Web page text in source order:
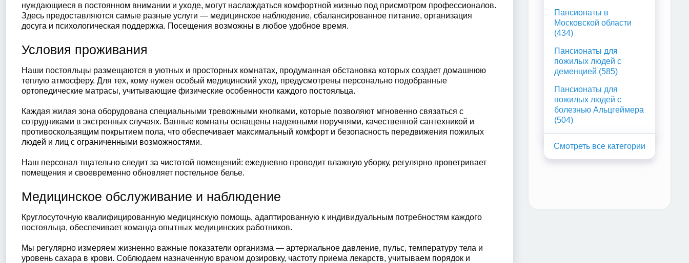
нуждающиеся в постоянном внимании и уходе, могут наслаждаться комфортной жизнью под присмотром профессионалов.
Здесь предоставляются самые разные услуги — медицинское наблюдение, сбалансированное питание, организация
досуга и психологическая поддержка. Посещения возможны в любое удобное время.
Условия проживания
Наши постояльцы размещаются в уютных и просторных комнатах, продуманная обстановка которых создает домашнюю
теплую атмосферу. Для тех, кому нужен особый медицинский уход, предусмотрены персонально подобранные
ортопедические матрасы, учитывающие физические особенности каждого постояльца.
Каждая жилая зона оборудована специальными тревожными кнопками, которые позволяют мгновенно связаться с
сотрудниками в экстренных случаях. Ванные комнаты оснащены надежными поручнями, качественной сантехникой и
противоскользящим покрытием пола, что обеспечивает максимальный комфорт и безопасность передвижения пожилых
людей и лиц с ограниченными возможностями.
Наш персонал тщательно следит за чистотой помещений: ежедневно проводит влажную уборку, регулярно проветривает
помещения и своевременно обновляет постельное белье.
Медицинское обслуживание и наблюдение
Круглосуточную квалифицированную медицинскую помощь, адаптированную к индивидуальным потребностям каждого
постояльца, обеспечивает команда опытных медицинских работников.
Мы регулярно измеряем жизненно важные показатели организма — артериальное давление, пульс, температуру тела и
уровень сахара в крови. Соблюдаем назначенную врачом дозировку, частоту приема лекарств, учитываем порядок и
Пансионаты в
Московской области
(434)
Пансионаты для
пожилых людей с
деменцией (585)
Пансионаты для
пожилых людей с
болезнью Альцгеймера
(504)